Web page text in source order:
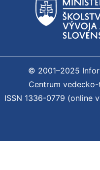
© 2001–2025
Centrum
ISSN 1336-0779 (online